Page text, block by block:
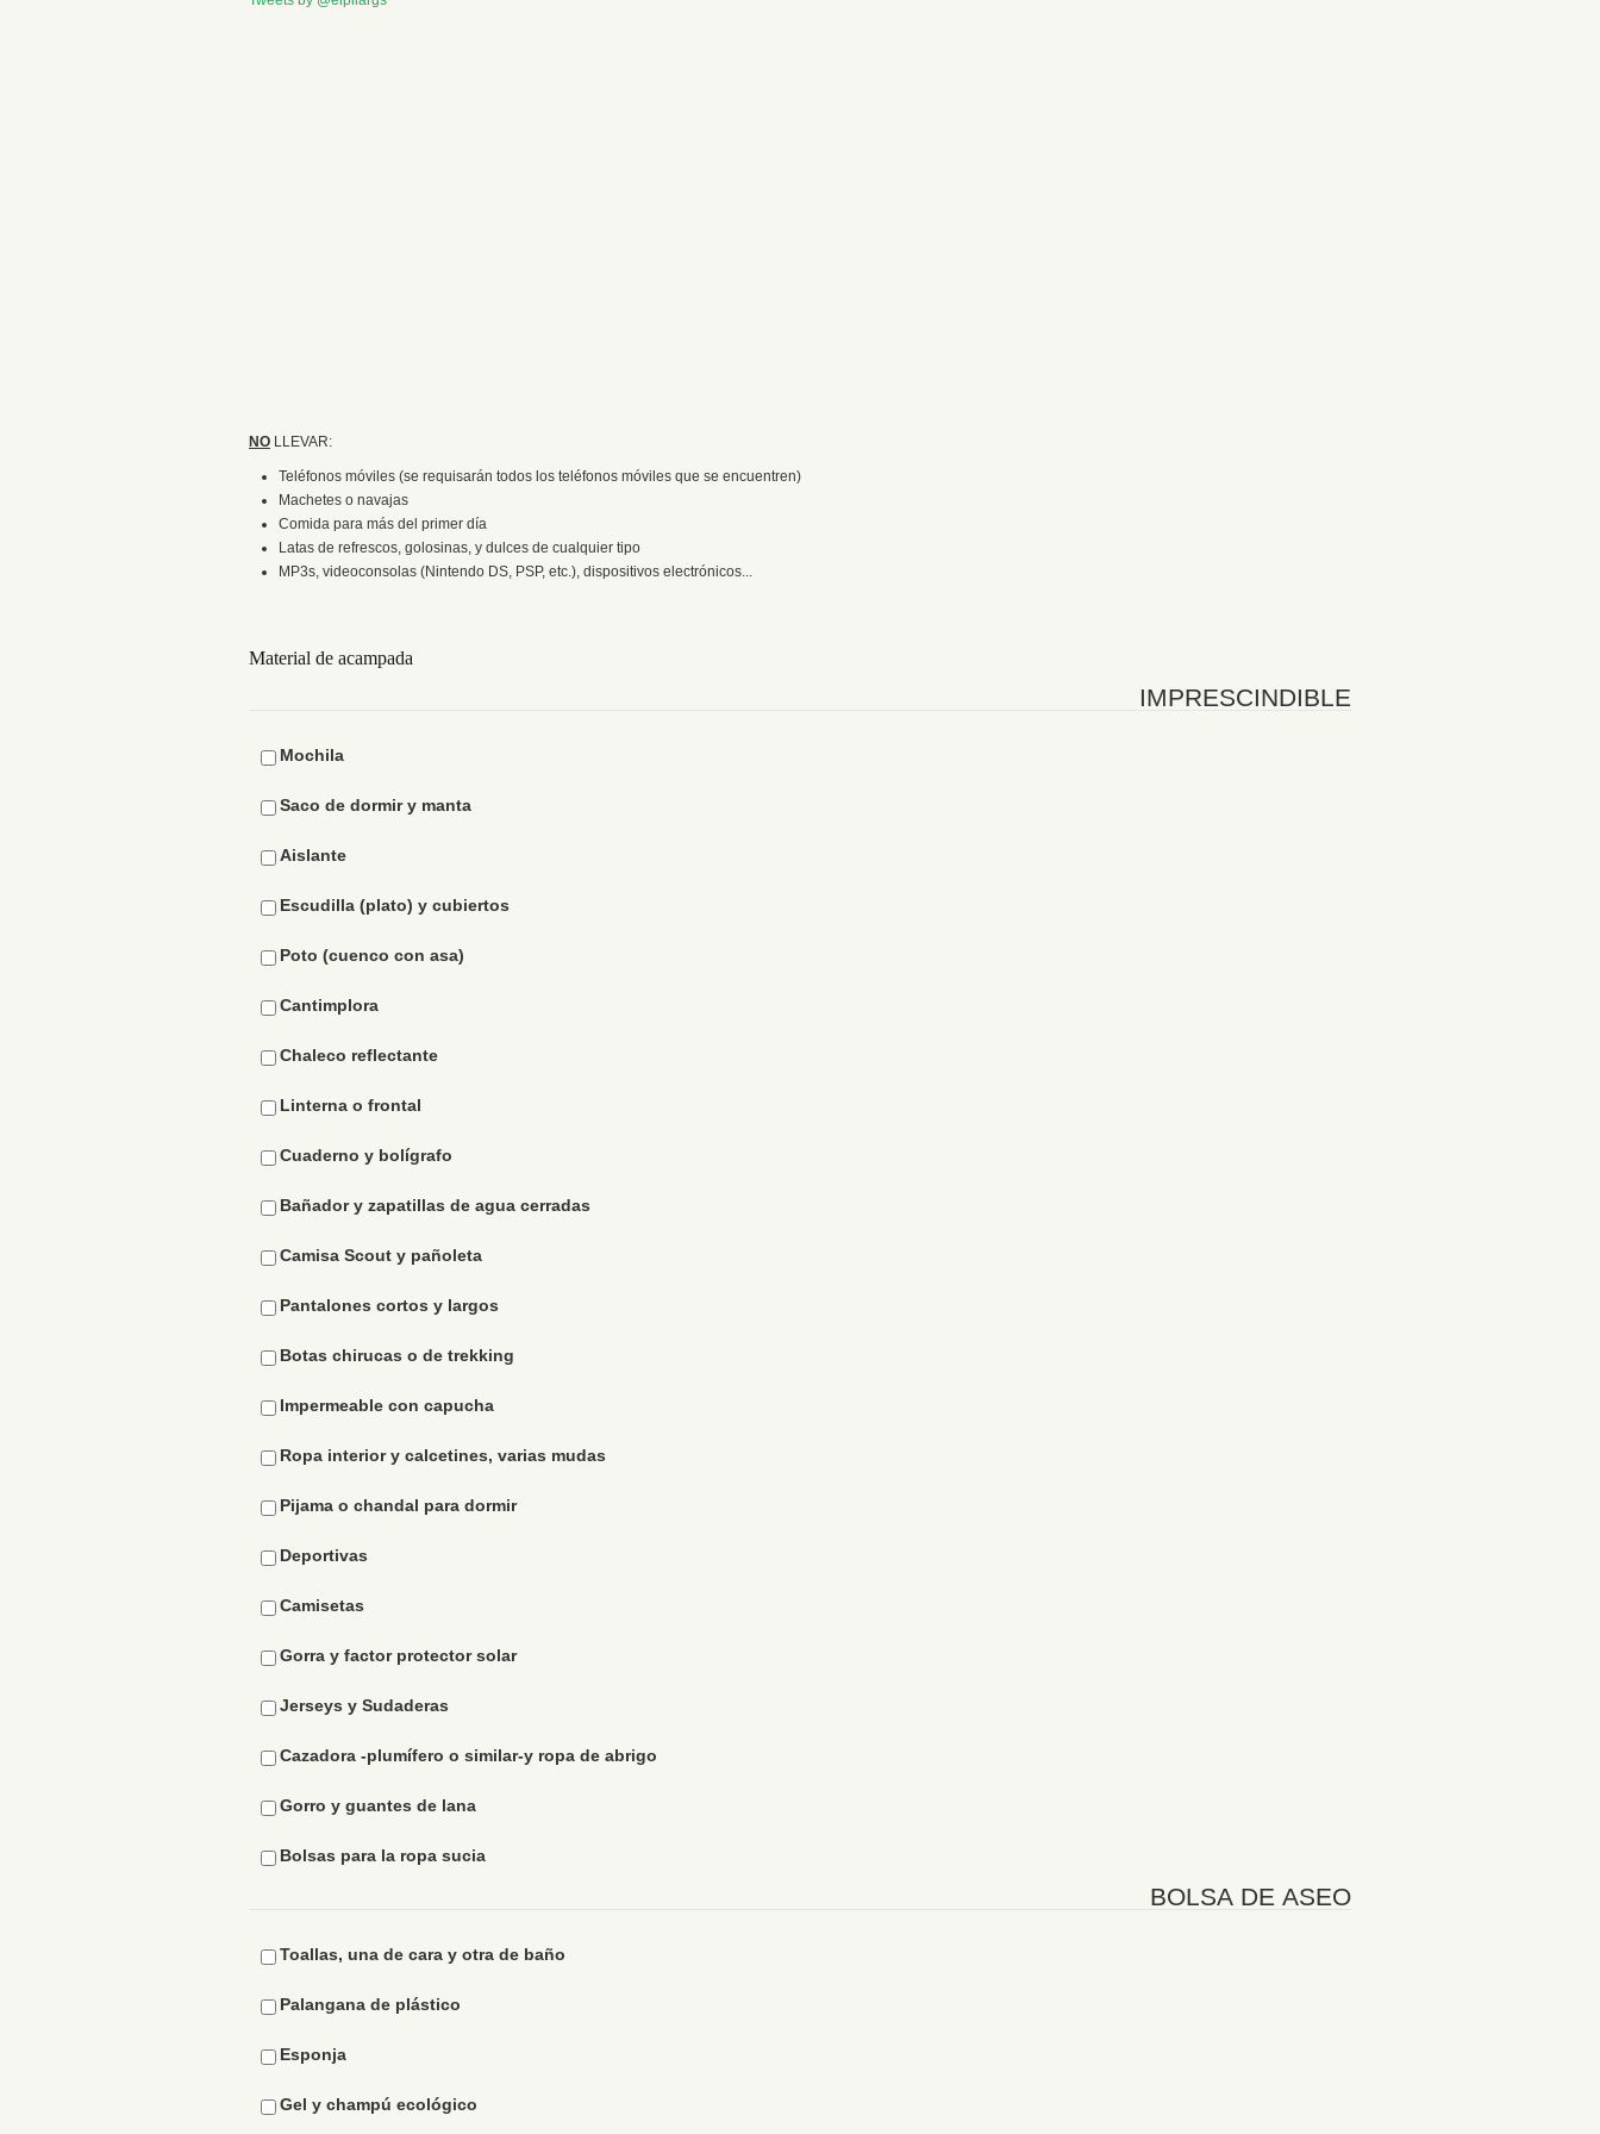
NO LLEVAR:
Teléfonos móviles (se requisarán todos los teléfonos móviles que se encuentren)
Machetes o navajas
Comida para más del primer día
Latas de refrescos, golosinas, y dulces de cualquier tipo
MP3s, videoconsolas (Nintendo DS, PSP, etc.), dispositivos electrónicos...
Material de acampada
IMPRESCINDIBLE
Mochila
Saco de dormir y manta
Aislante
Escudilla (plato) y cubiertos
Poto (cuenco con asa)
Cantimplora
Chaleco reflectante
Linterna o frontal
Cuaderno y bolígrafo
Bañador y zapatillas de agua cerradas
Camisa Scout y pañoleta
Pantalones cortos y largos
Botas chirucas o de trekking
Impermeable con capucha
Ropa interior y calcetines, varias mudas
Pijama o chandal para dormir
Deportivas
Camisetas
Gorra y factor protector solar
Jerseys y Sudaderas
Cazadora -plumífero o similar-y ropa de abrigo
Gorro y guantes de lana
Bolsas para la ropa sucia
BOLSA DE ASEO
Toallas, una de cara y otra de baño
Palangana de plástico
Esponja
Gel y champú ecológico